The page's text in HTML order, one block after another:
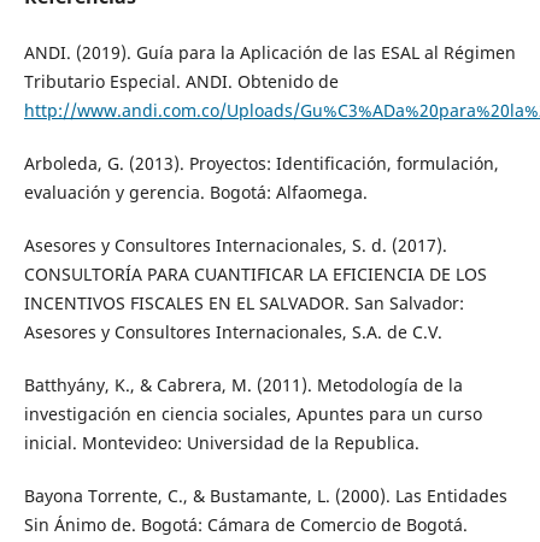
ANDI. (2019). Guía para la Aplicación de las ESAL al Régimen
Tributario Especial. ANDI. Obtenido de
http://www.andi.com.co/Uploads/
Arboleda, G. (2013). Proyectos: Identificación, formulación,
evaluación y gerencia. Bogotá: Alfaomega.
Asesores y Consultores Internacionales, S. d. (2017).
CONSULTORÍA PARA CUANTIFICAR LA EFICIENCIA DE LOS
INCENTIVOS FISCALES EN EL SALVADOR. San Salvador:
Asesores y Consultores Internacionales, S.A. de C.V.
Batthyány, K., & Cabrera, M. (2011). Metodología de la
investigación en ciencia sociales, Apuntes para un curso
inicial. Montevideo: Universidad de la Republica.
Bayona Torrente, C., & Bustamante, L. (2000). Las Entidades
Sin Ánimo de. Bogotá: Cámara de Comercio de Bogotá.